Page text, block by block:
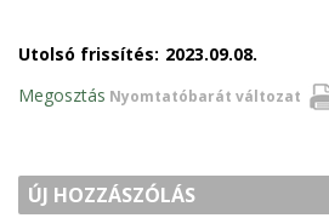
Utolsó frissítés: 2023.09.08.
Nyomtatóbarát változat
Megosztás
ÚJ HOZZÁSZÓLÁS